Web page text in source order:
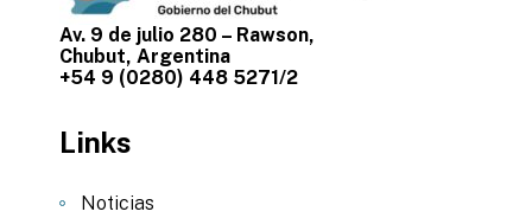
Av. 9 de julio 280 – Rawson,
Chubut, Argentina
+54 9 (0280) 448 5271/2
Links
Noticias